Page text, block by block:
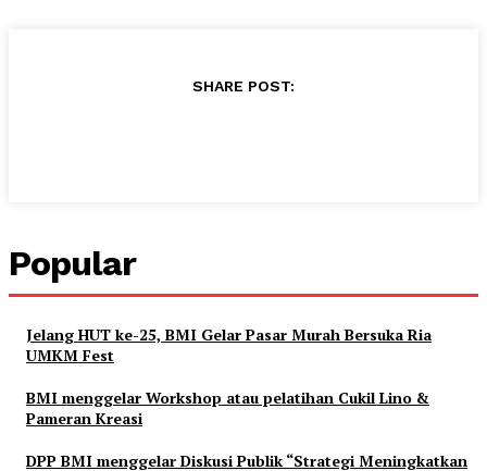
SHARE POST:
Popular
Jelang HUT ke-25, BMI Gelar Pasar Murah Bersuka Ria
UMKM Fest
BMI menggelar Workshop atau pelatihan Cukil Lino &
Pameran Kreasi
DPP BMI menggelar Diskusi Publik “Strategi Meningkatkan